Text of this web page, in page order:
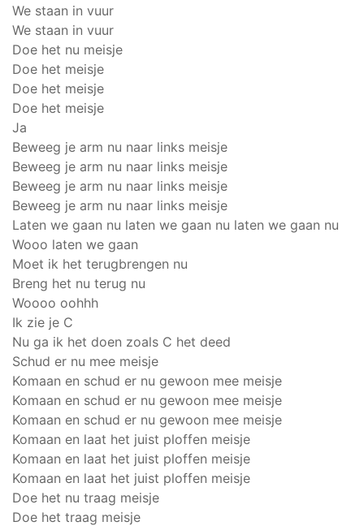
We staan in vuur
We staan in vuur
Doe het nu meisje
Doe het meisje
Doe het meisje
Doe het meisje
Ja
Beweeg je arm nu naar links meisje
Beweeg je arm nu naar links meisje
Beweeg je arm nu naar links meisje
Beweeg je arm nu naar links meisje
Laten we gaan nu laten we gaan nu laten we gaan nu
Wooo laten we gaan
Moet ik het terugbrengen nu
Breng het nu terug nu
Woooo oohhh
Ik zie je C
Nu ga ik het doen zoals C het deed
Schud er nu mee meisje
Komaan en schud er nu gewoon mee meisje
Komaan en schud er nu gewoon mee meisje
Komaan en schud er nu gewoon mee meisje
Komaan en laat het juist ploffen meisje
Komaan en laat het juist ploffen meisje
Komaan en laat het juist ploffen meisje
Doe het nu traag meisje
Doe het traag meisje